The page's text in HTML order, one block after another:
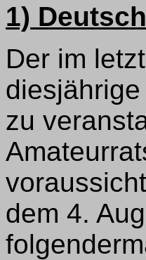
1)
Der im
zu
dem 4.